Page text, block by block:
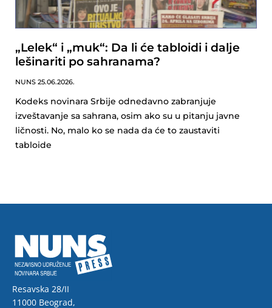
„Lelek“ i „muk“: Da li će tabloidi i dalje
lešinariti po sahranama?
NUNS 25.06.2026.
Kodeks novinara Srbije odnedavno zabranjuje
izveštavanje sa sahrana, osim ako su u pitanju javne
ličnosti. No, malo ko se nada da će to zaustaviti
tabloide
Resavska 28/II
11000 Beograd,